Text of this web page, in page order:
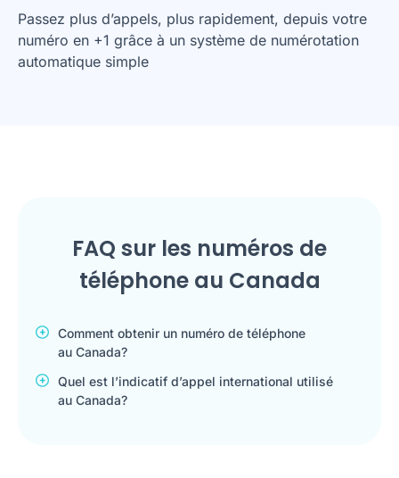
Passez plus d’appels, plus rapidement, depuis votre
numéro en +1 grâce à un système de numérotation
automatique simple
FAQ sur les numéros de
téléphone au Canada
Comment obtenir un numéro de téléphone
au Canada?
Quel est l’indicatif d’appel international utilisé
au Canada?